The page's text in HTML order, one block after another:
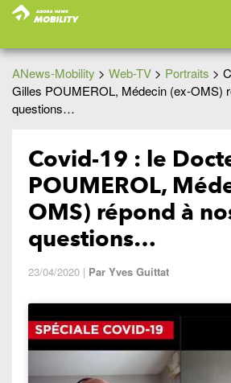
ANews-Mobility > Web-TV > Portraits >
Gilles POUMEROL, Médecin (ex-OMS)
questions…
Covid-19 : le
POUMEROL,
OMS) répond à
questions…
23/04/2020 | Par Yves Guittat